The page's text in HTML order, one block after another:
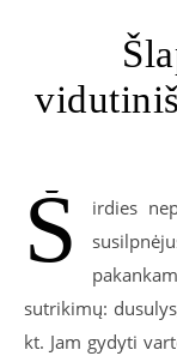
Š
irdies
sutrikimų:
kt. Jam gydyti